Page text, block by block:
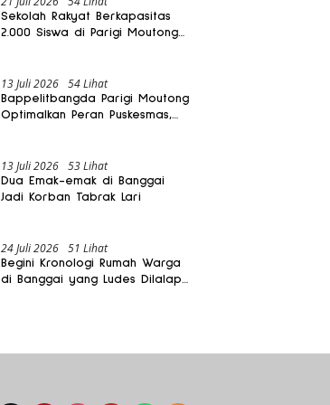
Sekolah Rakyat Berkapasitas
2.000 Siswa di Parigi Moutong
13 Juli 2026 54 Lihat
Bappelitbangda Parigi Moutong
Optimalkan Peran Puskesmas,
13 Juli 2026 53 Lihat
Dua Emak-emak di Banggai
Jadi Korban Tabrak Lari
24 Juli 2026 51 Lihat
Begini Kronologi Rumah Warga
di Banggai yang Ludes Dilalap